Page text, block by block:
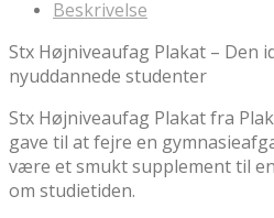
kr.199.00.kr.169.15.
Beskrivelse
Stx Højniveaufag Plakat – Den
nyuddannede studenter
Stx Højniveaufag Plakat fra
gave til at fejre en
være et smukt supplement til
om studietiden.